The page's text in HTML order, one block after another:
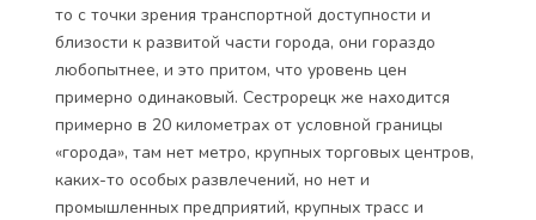
то с точки зрения транспортной доступности и
близости к развитой части города, они гораздо
любопытнее, и это притом, что уровень цен
примерно одинаковый. Сестрорецк же находится
примерно в 20 километрах от условной границы
«города», там нет метро, крупных торговых центров,
каких-то особых развлечений, но нет и
промышленных предприятий, крупных трасс и